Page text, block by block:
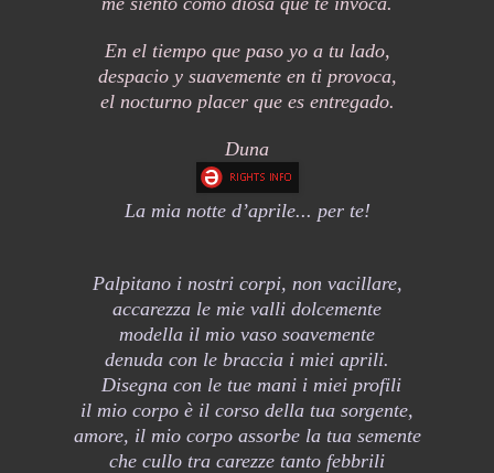
En el tiempo que paso yo a tu lado,
despacio y suavemente en ti provoca,
el nocturno placer que es entregado.
Duna
La mia notte d’aprile... per te!
Palpitano i nostri corpi, non vacillare,
accarezza le mie valli dolcemente
modella il mio vaso soavemente
denuda con le braccia i miei aprili.
Disegna con le tue mani i miei profili
il mio corpo è il corso della tua sorgente,
amore, il mio corpo assorbe la tua semente
che cullo tra carezze tanto febbrili